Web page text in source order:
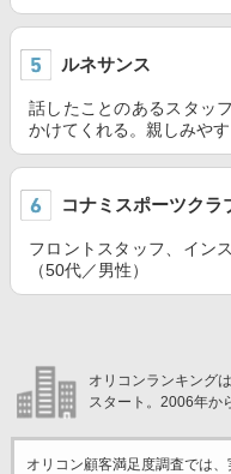
ルネサンス
話したことのあるスタッ
かけてくれる。親しみや
コナミスポーツクラ
フロントスタッフ、イン
（50代／男性）
オリコンランキング
スタート。2006年か
オリコン顧客満足度調査では